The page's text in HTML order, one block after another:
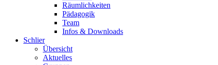
Räumlichkeiten
Pädagogik
Team
Infos & Downloads
Schlier
Übersicht
Aktuelles